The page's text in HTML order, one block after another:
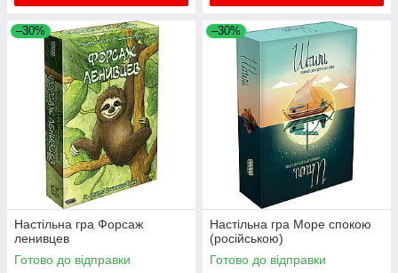
–30%
Настільна гра Форсаж
ленивцев
Готово до відправки
–30%
Настільна гра Море спокою
(російською)
Готово до відправки